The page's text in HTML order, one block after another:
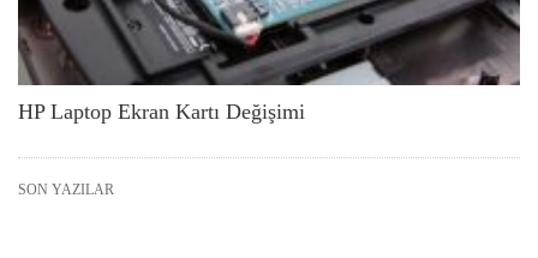
HP Laptop Ekran Kartı Değişimi
SON YAZILAR